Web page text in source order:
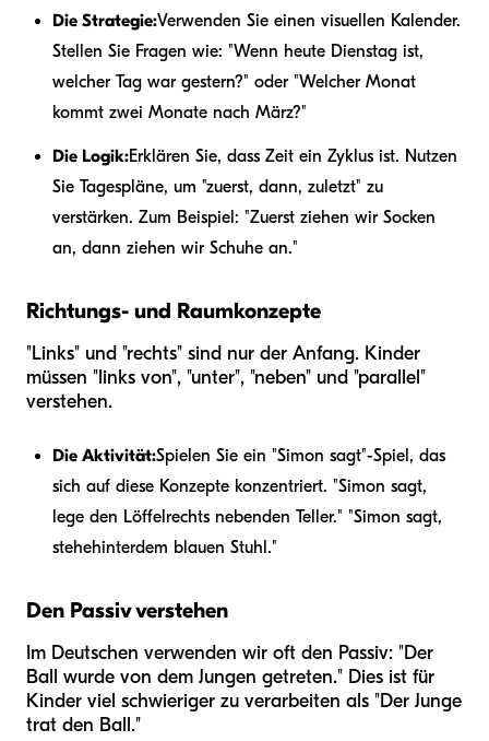
Die Strategie:Verwenden Sie einen visuellen Kalender.
Stellen Sie Fragen wie: "Wenn heute Dienstag ist,
welcher Tag war gestern?" oder "Welcher Monat
kommt zwei Monate nach März?"
Die Logik:Erklären Sie, dass Zeit ein Zyklus ist. Nutzen
Sie Tagespläne, um "zuerst, dann, zuletzt" zu
verstärken. Zum Beispiel: "Zuerst ziehen wir Socken
an, dann ziehen wir Schuhe an."
Richtungs- und Raumkonzepte
"Links" und "rechts" sind nur der Anfang. Kinder
müssen "links von", "unter", "neben" und "parallel"
verstehen.
Die Aktivität:Spielen Sie ein "Simon sagt"-Spiel, das
sich auf diese Konzepte konzentriert. "Simon sagt,
lege den Löffel rechts nebenden Teller." "Simon sagt,
stehehinterdem blauen Stuhl."
Den Passiv verstehen
Im Deutschen verwenden wir oft den Passiv: "Der
Ball wurde von dem Jungen getreten." Dies ist für
Kinder viel schwieriger zu verarbeiten als "Der Junge
trat den Ball."